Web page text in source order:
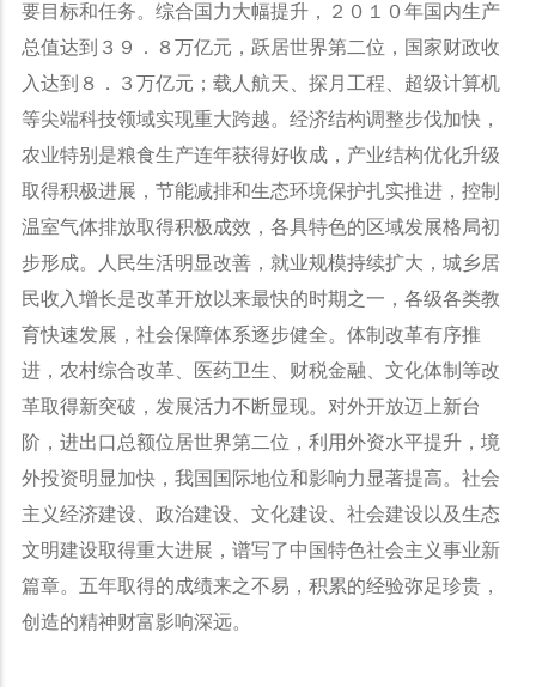
要目标和任务。综合国力大幅提升，２０１０年国内生产
总值达到３９．８万亿元，跃居世界第二位，国家财政收
入达到８．３万亿元；载人航天、探月工程、超级计算机
等尖端科技领域实现重大跨越。经济结构调整步伐加快，
农业特别是粮食生产连年获得好收成，产业结构优化升级
取得积极进展，节能减排和生态环境保护扎实推进，控制
温室气体排放取得积极成效，各具特色的区域发展格局初
步形成。人民生活明显改善，就业规模持续扩大，城乡居
民收入增长是改革开放以来最快的时期之一，各级各类教
育快速发展，社会保障体系逐步健全。体制改革有序推
进，农村综合改革、医药卫生、财税金融、文化体制等改
革取得新突破，发展活力不断显现。对外开放迈上新台
阶，进出口总额位居世界第二位，利用外资水平提升，境
外投资明显加快，我国国际地位和影响力显著提高。社会
主义经济建设、政治建设、文化建设、社会建设以及生态
文明建设取得重大进展，谱写了中国特色社会主义事业新
篇章。五年取得的成绩来之不易，积累的经验弥足珍贵，
创造的精神财富影响深远。